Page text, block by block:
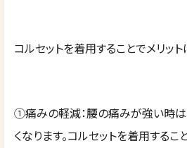
コルセットを着用することでメリット
①痛みの軽減：腰の痛みが強い時
くなります。コルセットを着用する